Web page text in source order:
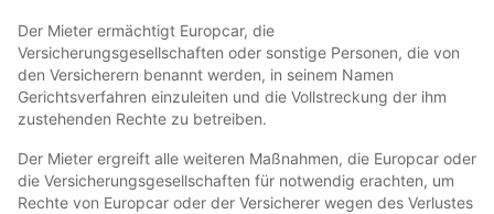
Der Mieter ermächtigt Europcar, die
Versicherungsgesellschaften oder sonstige Personen, die von
den Versicherern benannt werden, in seinem Namen
Gerichtsverfahren einzuleiten und die Vollstreckung der ihm
zustehenden Rechte zu betreiben.
Der Mieter ergreift alle weiteren Maßnahmen, die Europcar oder
die Versicherungsgesellschaften für notwendig erachten, um
Rechte von Europcar oder der Versicherer wegen des Verlustes